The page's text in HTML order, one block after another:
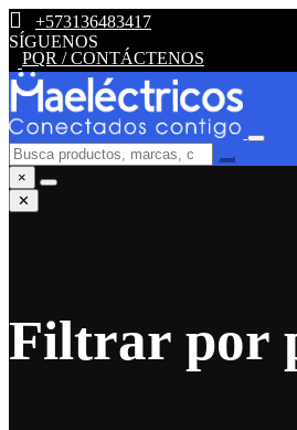
+573136483417
SÍGUENOS
PQR / CONTÁCTENOS
×
✕
Filtrar por